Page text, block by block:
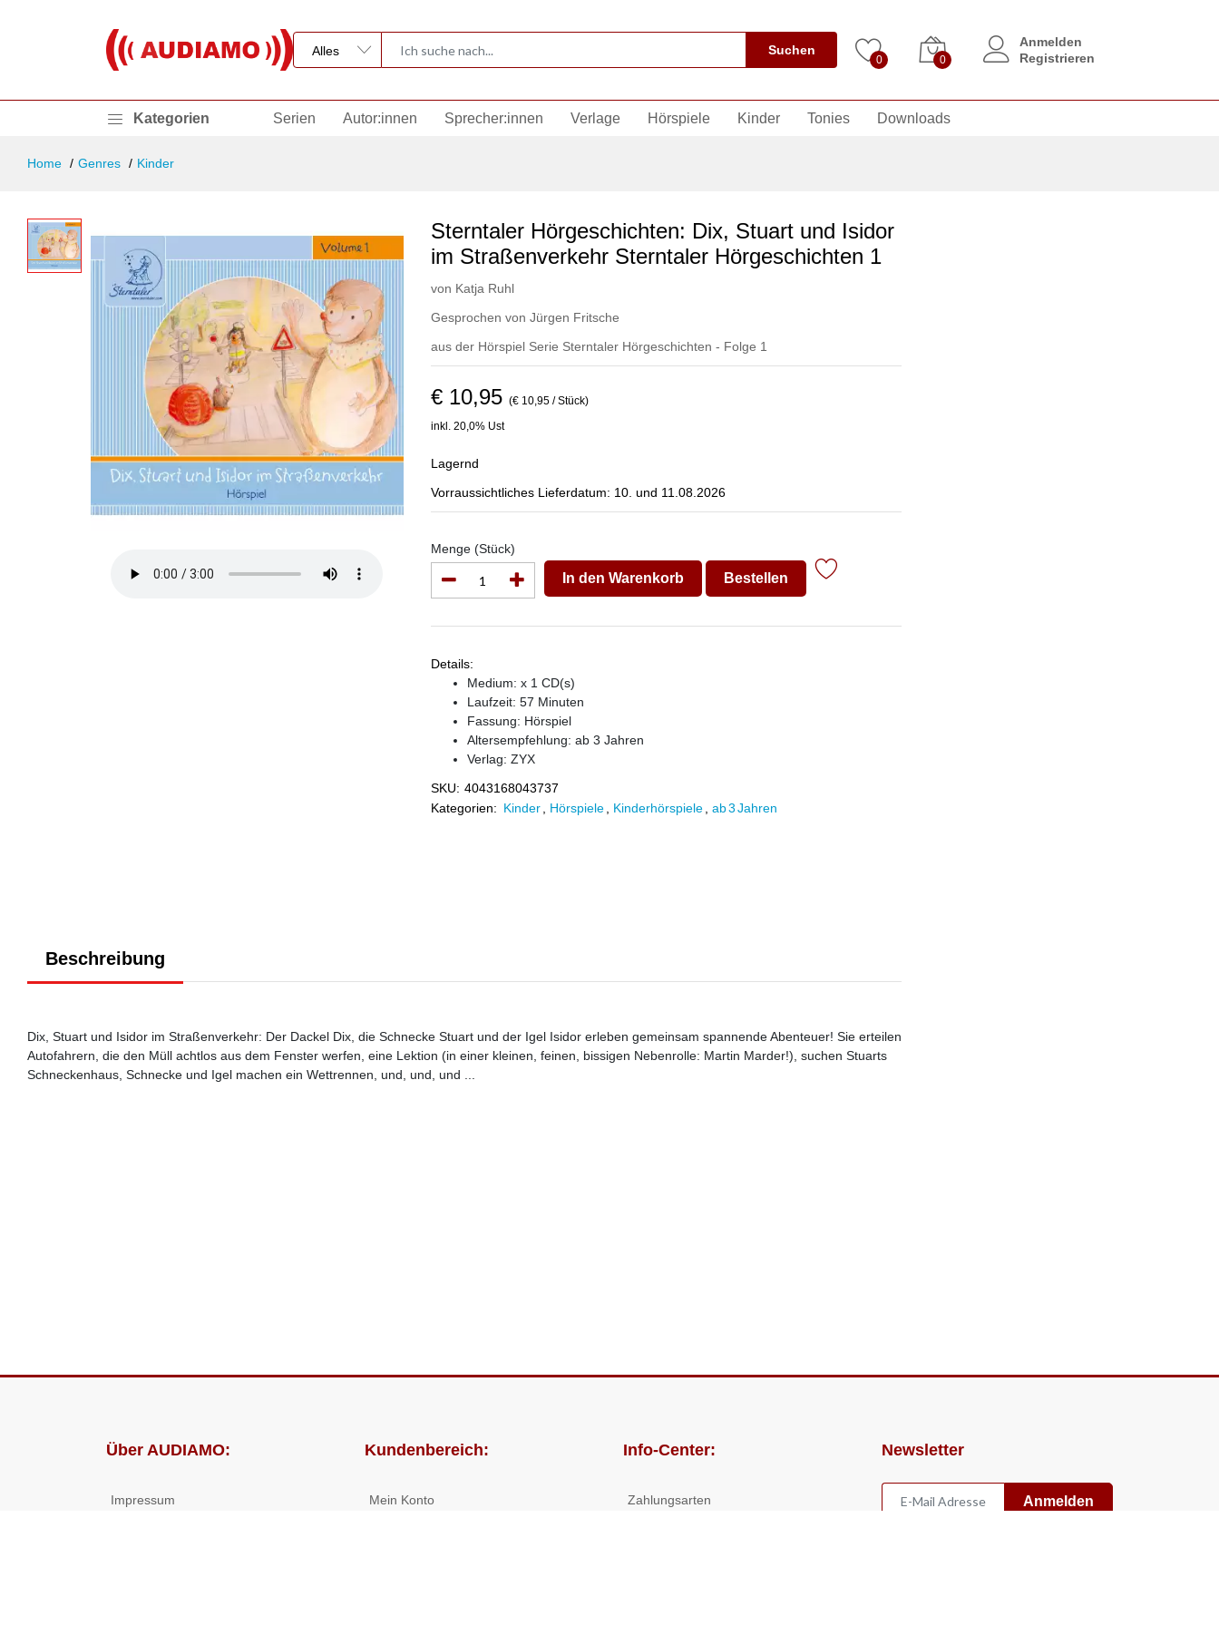
Suchen
0 0
Anmelden
Registrieren
Kategorien Serien Autor:innen Sprecher:innen Verlage Hörspiele Kinder Tonies Downloads
Home Genres Kinder
Sterntaler Hörgeschichten: Dix, Stuart und Isidor
im Straßenverkehr Sterntaler Hörgeschichten 1
von Katja Ruhl
Gesprochen von Jürgen Fritsche
aus der Hörspiel Serie Sterntaler Hörgeschichten - Folge 1
€ 10,95 (€ 10,95 / Stück)
inkl. 20,0% Ust
Lagernd
Vorraussichtliches Lieferdatum: 10. und 11.08.2026
Menge (Stück)
In den Warenkorb Bestellen
Details:
Medium: x 1 CD(s)
Laufzeit: 57 Minuten
Fassung: Hörspiel
Altersempfehlung: ab 3 Jahren
Verlag: ZYX
SKU: 4043168043737
Kategorien: Kinder Hörspiele Kinderhörspiele ab 3 Jahren
Beschreibung
Dix, Stuart und Isidor im Straßenverkehr: Der Dackel Dix, die Schnecke Stuart und der Igel Isidor erleben gemeinsam spannende Abenteuer! Sie erteilen
Autofahrern, die den Müll achtlos aus dem Fenster werfen, eine Lektion (in einer kleinen, feinen, bissigen Nebenrolle: Martin Marder!), suchen Stuarts
Schneckenhaus, Schnecke und Igel machen ein Wettrennen, und, und, und ...
Über AUDIAMO:
Impressum
Kundenbereich:
Mein Konto
Info-Center:
Zahlungsarten
Newsletter
Anmelden